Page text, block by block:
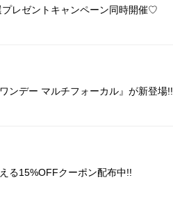
プレゼントキャンペーン同時開催♡
ンデー マルチフォーカル』が新登場!!
る15%OFFクーポン配布中!!